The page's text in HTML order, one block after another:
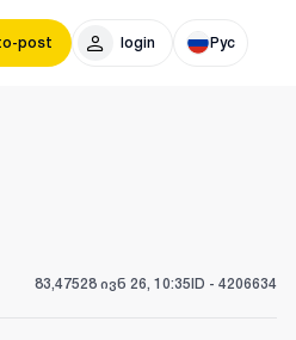
post login Рус
83,47528 ივნ 26, 10:35ID - 4206634